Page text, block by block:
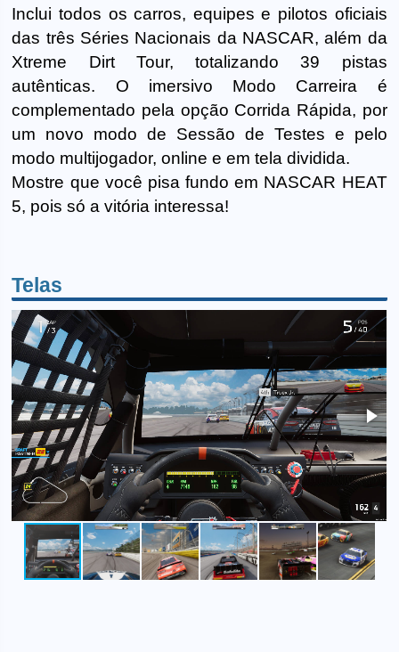
Inclui todos os carros, equipes e pilotos oficiais
das três Séries Nacionais da NASCAR, além da
Xtreme Dirt Tour, totalizando 39 pistas
autênticas. O imersivo Modo Carreira é
complementado pela opção Corrida Rápida, por
um novo modo de Sessão de Testes e pelo
modo multijogador, online e em tela dividida.
Mostre que você pisa fundo em NASCAR HEAT
5, pois só a vitória interessa!
Telas